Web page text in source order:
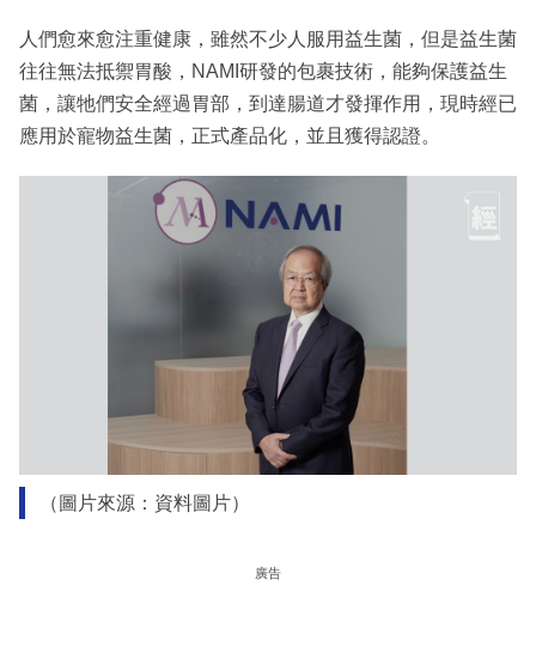
人們愈來愈注重健康，雖然不少人服用益生菌，但是益生菌
往往無法抵禦胃酸，NAMI研發的包裹技術，能夠保護益生
菌，讓牠們安全經過胃部，到達腸道才發揮作用，現時經已
應用於寵物益生菌，正式產品化，並且獲得認證。
（圖片來源：資料圖片）
廣告